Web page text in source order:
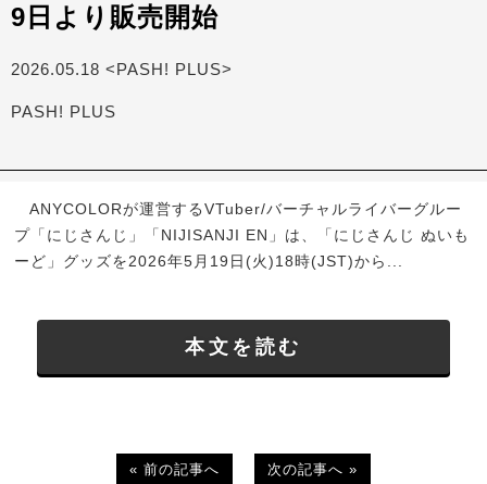
9日より販売開始
2026.05.18 <PASH! PLUS>
PASH! PLUS
ANYCOLORが運営するVTuber/バーチャルライバーグルー
プ「にじさんじ」「NIJISANJI EN」は、「にじさんじ ぬいも
ーど」グッズを2026年5月19日(火)18時(JST)から...
本文を読む
« 前の記事へ 次の記事へ »